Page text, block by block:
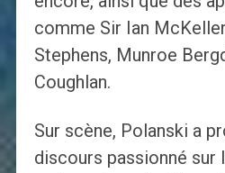
comme Sir Ian
Stephens, Munroe
Coughlan.
Sur scène, Polanski a
discours passionné sur